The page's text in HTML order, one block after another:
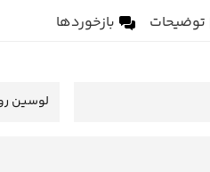
توضیحات بازخوردها
لوسین